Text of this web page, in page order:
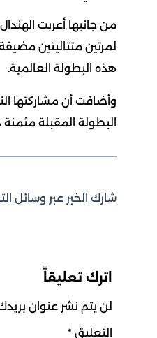
من جانبها أعربت
لمرتين متتاليتين
هذه البطولة العالمية.
وأضافت أن مشاركتها
البطولة المقبلة
شارك الخبر عبر وسائل
اترك تعليقاً
لن يتم نشر عنوان بريدك
التعليق *